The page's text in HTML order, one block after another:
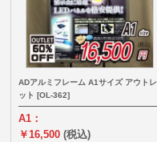
ADアルミフレーム A1サイズ アウトレ
ット [OL-362]
A1：
￥16,500(税込)